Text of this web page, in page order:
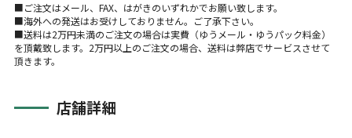
■ご注文はメール、FAX、はがきのいずれかでお願い致します。
■海外への発送はお受けしておりません。ご了承下さい。
■送料は2万円未満のご注文の場合は実費（ゆうメール・ゆうパック料金）
を頂戴致します。2万円以上のご注文の場合、送料は弊店でサービスさせて
頂きます。
店舗詳細